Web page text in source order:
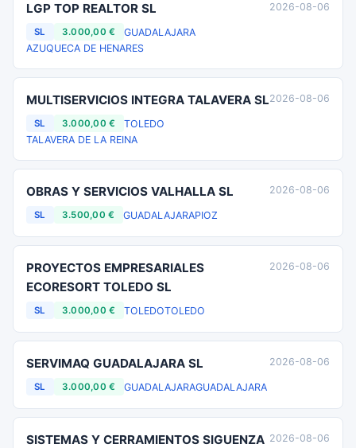
LGP TOP REALTOR SL
SL 3.000,00 €
GUADALAJARA
AZUQUECA DE HENARES
2026-08-06
MULTISERVICIOS INTEGRA TALAVERA SL
SL 3.000,00 €
TOLEDO
TALAVERA DE LA REINA
2026-08-06
OBRAS Y SERVICIOS VALHALLA SL
SL 3.500,00 € GUADALAJARAPIOZ
2026-08-06
PROYECTOS EMPRESARIALES
ECORESORT TOLEDO SL
SL 3.000,00 € TOLEDOTOLEDO
2026-08-06
SERVIMAQ GUADALAJARA SL
SL 3.000,00 € GUADALAJARAGUADALAJARA
2026-08-06
SISTEMAS Y CERRAMIENTOS SIGUENZA 2026-08-06